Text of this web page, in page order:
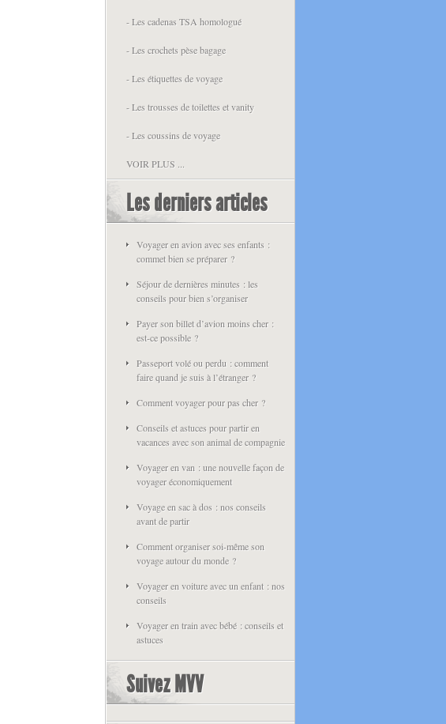
- Les cadenas TSA homologué
- Les crochets pèse bagage
- Les étiquettes de voyage
- Les trousses de toilettes et vanity
- Les coussins de voyage
VOIR PLUS ...
Les derniers articles
Voyager en avion avec ses enfants :
commet bien se préparer ?
Séjour de dernières minutes : les
conseils pour bien s’organiser
Payer son billet d’avion moins cher :
est-ce possible ?
Passeport volé ou perdu : comment
faire quand je suis à l’étranger ?
Comment voyager pour pas cher ?
Conseils et astuces pour partir en
vacances avec son animal de compagnie
Voyager en van : une nouvelle façon de
voyager économiquement
Voyage en sac à dos : nos conseils
avant de partir
Comment organiser soi-même son
voyage autour du monde ?
Voyager en voiture avec un enfant : nos
conseils
Voyager en train avec bébé : conseils et
astuces
Suivez MVV